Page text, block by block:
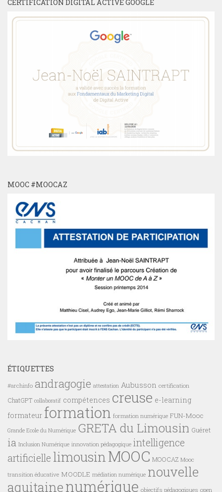
CERTIFICATION DIGITAL ACTIVE GOOGLE
MOOC #MOOCAZ
ÉTIQUETTES
#archinfo andragogie attestation Aubusson certification
ChatGPT collaboratif compétences creuse e-learning
formateur formation formation numérique FUN-Mooc
Grande Ecole du Numérique GRETA du Limousin Guéret
ia Inclusion Numérique innovation pédagogique intelligence
artificielle limousinMOOC MOOCAZ Mooc
transition éducative MOODLE médiation numérique nouvelle
aquitainenumérique objectifs pédagogiques open